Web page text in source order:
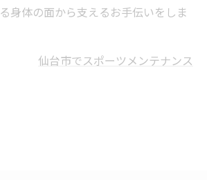
身体の面から支えるお手伝いをしま
仙台市でスポーツメンテナンス